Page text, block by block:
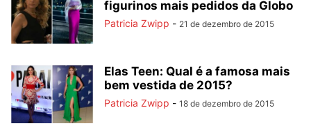
figurinos mais pedidos da Globo
Patricia Zwipp - 21 de dezembro de 2015
Elas Teen: Qual é a famosa mais
bem vestida de 2015?
Patricia Zwipp - 18 de dezembro de 2015